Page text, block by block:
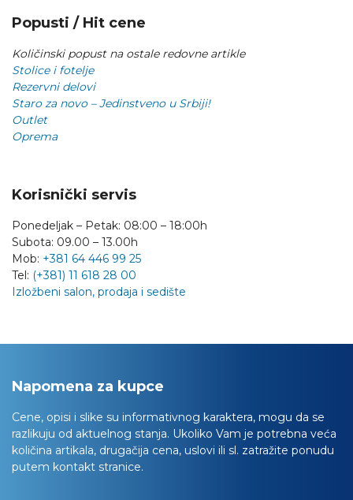
Popusti / Hit cene
Količinski popust na ostale redovne artikle
Stolice i fotelje
Rezervni delovi
Staro za novo – Jedinstveno u Srbiji!
Outlet
Oprema
Korisnički servis
Ponedeljak – Petak: 08:00 – 18:00h
Subota: 09.00 – 13.00h
Mob: +381 64 446 99 25
Tel: (+381) 11 618 28 00
Izložbeni salon, prodaja i sedište
Napomena za kupce
Cene, opisi i slike su informativnog karaktera, mogu da se
razlikuju od aktuelnog stanja. Ukoliko Vam je potrebna veća
količina artikala, drugačija cena, uslovi ili sl. zatražite ponudu
putem kontakt stranice.